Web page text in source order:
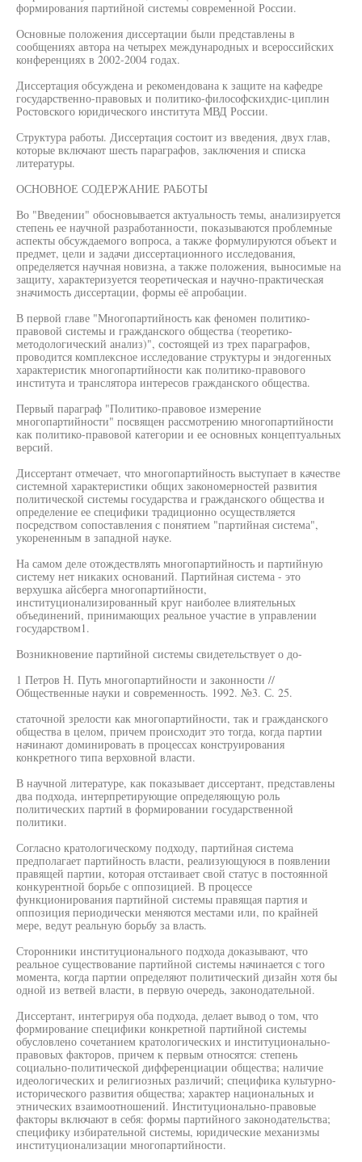
формирования партийной системы современной России.
Основные положения диссертации были представлены в
сообщениях автора на четырех международных и всероссийских
конференциях в 2002-2004 годах.
Диссертация обсуждена и рекомендована к защите на кафедре
государственно-правовых и политико-философскихдис-циплин
Ростовского юридического института МВД России.
Структура работы. Диссертация состоит из введения, двух глав,
которые включают шесть параграфов, заключения и списка
литературы.
ОСНОВНОЕ СОДЕРЖАНИЕ РАБОТЫ
Во "Введении" обосновывается актуальность темы, анализируется
степень ее научной разработанности, показываются проблемные
аспекты обсуждаемого вопроса, а также формулируются объект и
предмет, цели и задачи диссертационного исследования,
определяется научная новизна, а также положения, выносимые на
защиту, характеризуется теоретическая и научно-практическая
значимость диссертации, формы её апробации.
В первой главе "Многопартийность как феномен политико-
правовой системы и гражданского общества (теоретико-
методологический анализ)", состоящей из трех параграфов,
проводится комплексное исследование структуры и эндогенных
характеристик многопартийности как политико-правового
института и транслятора интересов гражданского общества.
Первый параграф "Политико-правовое измерение
многопартийности" посвящен рассмотрению многопартийности
как политико-правовой категории и ее основных концептуальных
версий.
Диссертант отмечает, что многопартийность выступает в качестве
системной характеристики общих закономерностей развития
политической системы государства и гражданского общества и
определение ее специфики традиционно осуществляется
посредством сопоставления с понятием "партийная система",
укорененным в западной науке.
На самом деле отождествлять многопартийность и партийную
систему нет никаких оснований. Партийная система - это
верхушка айсберга многопартийности,
институционализированный круг наиболее влиятельных
объединений, принимающих реальное участие в управлении
государством1.
Возникновение партийной системы свидетельствует о до-
1 Петров Н. Путь многопартийности и законности //
Общественные науки и современность. 1992. №3. С. 25.
статочной зрелости как многопартийности, так и гражданского
общества в целом, причем происходит это тогда, когда партии
начинают доминировать в процессах конструирования
конкретного типа верховной власти.
В научной литературе, как показывает диссертант, представлены
два подхода, интерпретирующие определяющую роль
политических партий в формировании государственной
политики.
Согласно кратологическому подходу, партийная система
предполагает партийность власти, реализующуюся в появлении
правящей партии, которая отстаивает свой статус в постоянной
конкурентной борьбе с оппозицией. В процессе
функционирования партийной системы правящая партия и
оппозиция периодически меняются местами или, по крайней
мере, ведут реальную борьбу за власть.
Сторонники институционального подхода доказывают, что
реальное существование партийной системы начинается с того
момента, когда партии определяют политический дизайн хотя бы
одной из ветвей власти, в первую очередь, законодательной.
Диссертант, интегрируя оба подхода, делает вывод о том, что
формирование специфики конкретной партийной системы
обусловлено сочетанием кратологических и институционально-
правовых факторов, причем к первым относятся: степень
социально-политической дифференциации общества; наличие
идеологических и религиозных различий; специфика культурно-
исторического развития общества; характер национальных и
этнических взаимоотношений. Институционально-правовые
факторы включают в себя: формы партийного законодательства;
специфику избирательной системы, юридические механизмы
институционализации многопартийности.